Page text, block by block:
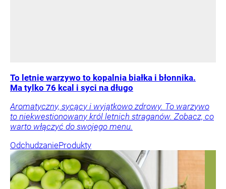
To letnie warzywo to kopalnia białka i błonnika.
Ma tylko 76 kcal i syci na długo
Aromatyczny, sycący i wyjątkowo zdrowy. To warzywo
to niekwestionowany król letnich straganów. Zobacz, co
warto włączyć do swojego menu.
OdchudzanieProdukty